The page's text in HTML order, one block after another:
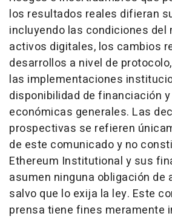
los resultados reales difieran
incluyendo las condiciones del
activos digitales, los cambios
desarrollos a nivel de
las implementaciones
disponibilidad de financiación
económicas generales. Las
prospectivas se refieren
de este comunicado y no
Ethereum Institutional y sus
asumen ninguna obligación de
salvo que lo exija la ley. Este
prensa tiene fines meramente